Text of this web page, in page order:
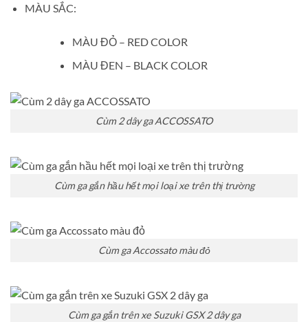
MÀU SẮC:
MÀU ĐỎ – RED COLOR
MÀU ĐEN – BLACK COLOR
Cùm 2 dây ga ACCOSSATO
Cùm ga gắn hầu hết mọi loại xe trên thị trường
Cùm ga Accossato màu đỏ
Cùm ga gắn trên xe Suzuki GSX 2 dây ga